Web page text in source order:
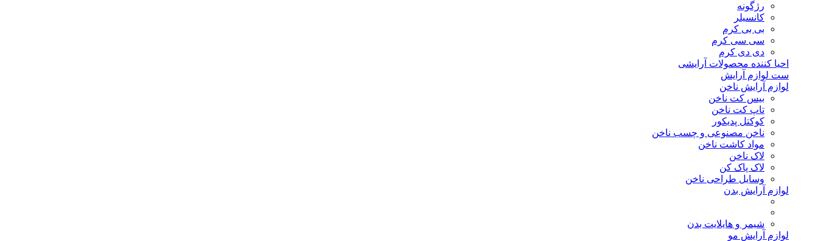
رژگونه
کانسیلر
بی بی کرم
سی سی کرم
دی دی کرم
احیا کننده محصولات آرایشی
ست لوازم آرایش
لوازم آرایش ناخن
بیس کت ناخن
تاپ کت ناخن
کوکتل پدیکور
ناخن مصنوعی و چسب ناخن
مواد کاشت ناخن
لاک ناخن
لاک پاک کن
وسایل طراحی ناخن
لوازم آرایش بدن
شیمر و هایلایت بدن
لوازم آرایش مو